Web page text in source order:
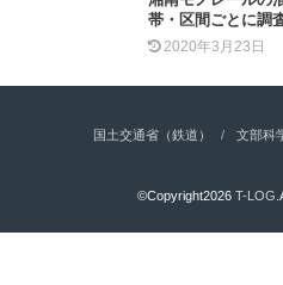
帯・区間ごとに調
2020年3月23日
国土交通省（鉄道） 文部科
©Copyright2026 T-LOG